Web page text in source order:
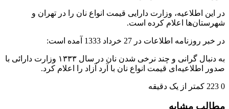
در این اطلاعیه، وزارت دارایی قیمت انواع نان را در تهران و
شهرستان‌ها اعلام کرده است.
در خبر روزنامه اطلاعات در 27 خرداد 1333 آمده است:
به دنبال گرانی و چند نرخی شدن نان در سال ۱۳۳۳ وزارت دارائی با
صدور اطلاعیه‌ای قیمت انواع نان با آرد آزاد را اعلام کرد.
0 کمتر از یک دقیقه
مطالب مشابه